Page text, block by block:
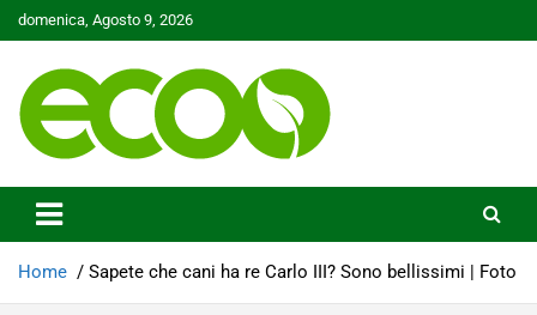
Skip
to
domenica, Agosto 9, 2026
Ecoo.it
Home Sapete che cani ha re Carlo III? Sono bellissimi | Foto